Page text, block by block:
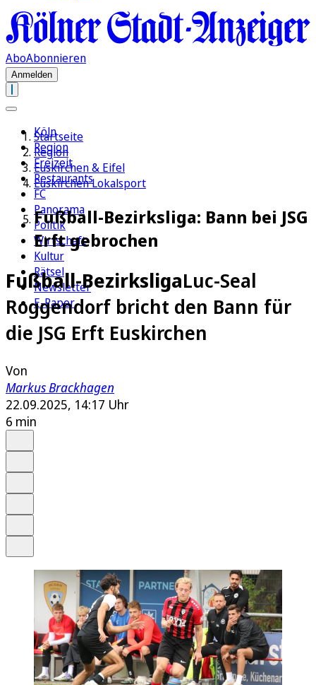
AboAbonnieren
Anmelden
Köln
Region
Freizeit
Restaurants
FC
Panorama
Politik
Wirtschaft
Kultur
Rätsel
Newsletter
E-Paper
Startseite
Region
Euskirchen & Eifel
Euskirchen Lokalsport
Fußball-Bezirksliga: Bann bei JSG
Erft gebrochen
Fußball-BezirksligaLuc-Seal
Roggendorf bricht den Bann für
die JSG Erft Euskirchen
Von
Markus Brackhagen
22.09.2025, 14:17 Uhr
6 min